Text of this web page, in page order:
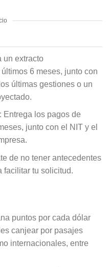
un extracto
6 meses, junto con
últimas gestiones o un
Entrega los pagos de
junto con el NIT y el
de no tener antecedentes
facilitar tu solicitud.
puntos por cada dólar
canjear por pasajes
internacionales, entre